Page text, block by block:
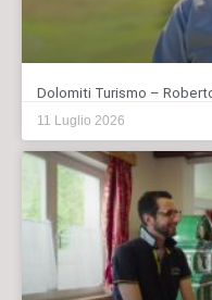
Dolomiti Turismo –
11 Luglio 2026